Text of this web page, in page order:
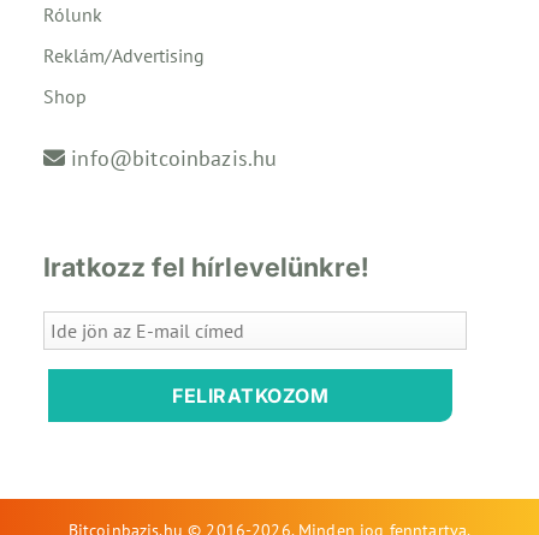
Rólunk
Reklám/Advertising
Shop
info@bitcoinbazis.hu
Iratkozz fel hírlevelünkre!
FELIRATKOZOM
Bitcoinbazis.hu © 2016-2026. Minden jog fenntartva.